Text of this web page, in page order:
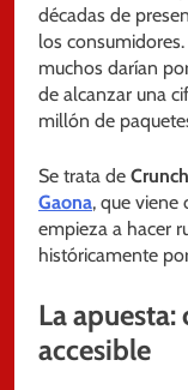
décadas de
los
muchos darían
de alcanzar una
millón de
Se trata de
Gaona, que viene
empieza a hacer
históricamente
La
accesible